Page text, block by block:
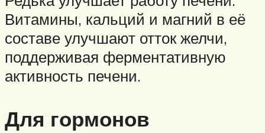
Витамины, кальций и магний в её
составе улучшают отток желчи,
поддерживая ферментативную
активность печени.
Для гормонов